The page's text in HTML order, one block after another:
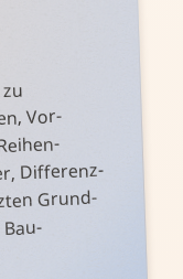
Vor­
Differenz­
Grund­
Bau­